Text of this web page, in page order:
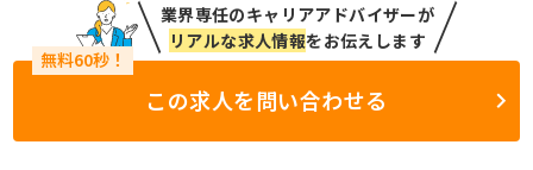
業界専任のキャリアアドバイザーが
リアルな求人情報をお伝えします
この求人を問い合わせる